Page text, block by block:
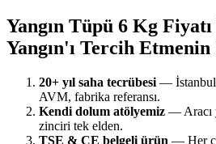
Yangın Tüpü 6 Kg
Yangın'ı Tercih Etmenin
20+ yıl saha tecrübesi —
AVM, fabrika referansı.
Kendi dolum atölyemiz — Aracı
zinciri tek elden.
TSE & CE belgeli ürün — Her